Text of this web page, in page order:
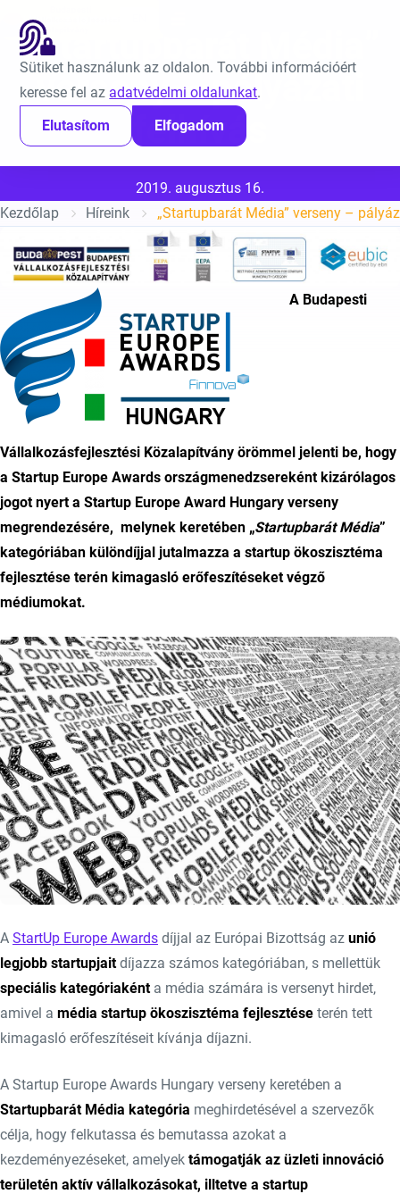
Sütiket használunk az oldalon. További információért
keresse fel az adatvédelmi oldalunkat.
Elutasítom
Elfogadom
Ugrás a tartalomra
„Startupbarát Média”
verseny – pályázati
felhívás
Közzétéve:
2019. augusztus 16.
Kezdőlap
Híreink „Startupbarát Média” verseny –
A Budapesti
Vállalkozásfejlesztési Közalapítvány örömmel jelenti be, hogy
a Startup Europe Awards országmenedzsereként kizárólagos
jogot nyert a Startup Europe Award Hungary verseny
megrendezésére, melynek keretében „Startupbarát Média”
kategóriában különdíjjal jutalmazza a startup ökoszisztéma
fejlesztése terén kimagasló erőfeszítéseket végző
médiumokat.
A StartUp Europe Awards díjjal az Európai Bizottság az unió
legjobb startupjaitdíjazza számos kategóriában, s mellettük
speciális kategóriakénta média számára is versenyt hirdet,
amivel a média startup ökoszisztéma fejlesztése terén tett
kimagasló erőfeszítéseit kívánja díjazni.
A Startup Europe Awards Hungary verseny keretében a
Startupbarát Média kategória meghirdetésével a szervezők
célja, hogy felkutassa és bemutassa azokat a
kezdeményezéseket, amelyek támogatják az üzleti innováció
területén aktív vállalkozásokat, illtetve a startup